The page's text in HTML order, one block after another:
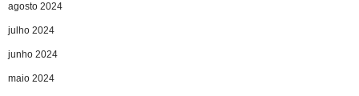
agosto 2024
julho 2024
junho 2024
maio 2024